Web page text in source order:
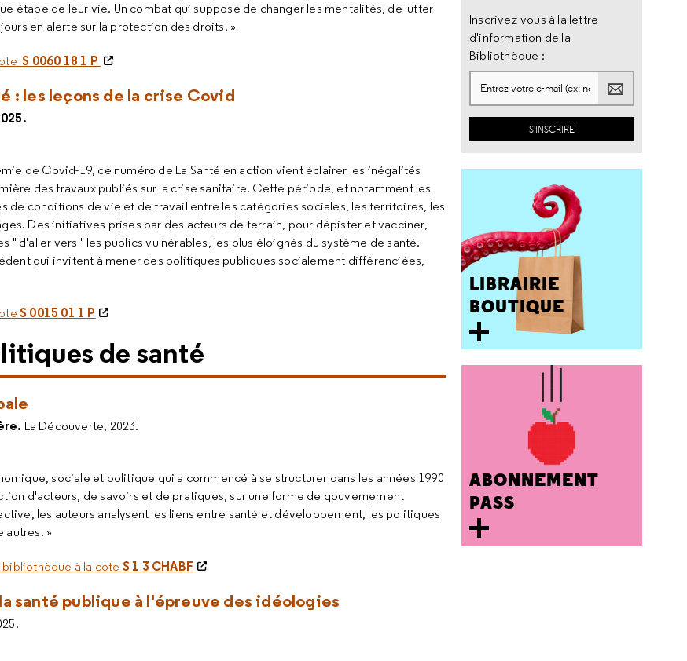
étape de leur vie. Un combat qui suppose de changer les mentalités, de lutter
en alerte sur la protection des droits. »
S 0060 18 1 P
: les leçons de la crise Covid
de Covid-19, ce numéro de La Santé en action vient éclairer les inégalités
des travaux publiés sur la crise sanitaire. Cette période, et notamment les
de conditions de vie et de travail entre les catégories sociales, les territoires, les
Des initiatives prises par des acteurs de terrain, pour dépister et vacciner,
" d'aller vers " les publics vulnérables, les plus éloignés du système de santé.
qui invitent à mener des politiques publiques socialement différenciées,
S 0015 01 1 P
de santé
La Découverte, 2023.
sociale et politique qui a commencé à se structurer dans les années 1990
d'acteurs, de savoirs et de pratiques, sur une forme de gouvernement
les auteurs analysent les liens entre santé et développement, les politiques
autres. »
bibliothèque à la cote S 1 3 CHABF
santé publique à l'épreuve des idéologies
Inscrivez-vous à la lettre
d'information de la
Bibliothèque :
LIBRAIRIE
BOUTIQUE
ABONNEMENT
PASS